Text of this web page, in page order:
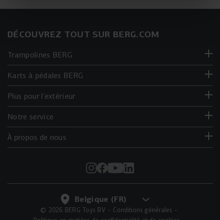
DÉCOUVREZ TOUT SUR BERG.COM
Trampolines BERG
Karts à pédales BERG
Plus pour l'extérieur
Notre service
À propos de nous
© 2026 BERG Toys BV
Conditions générales